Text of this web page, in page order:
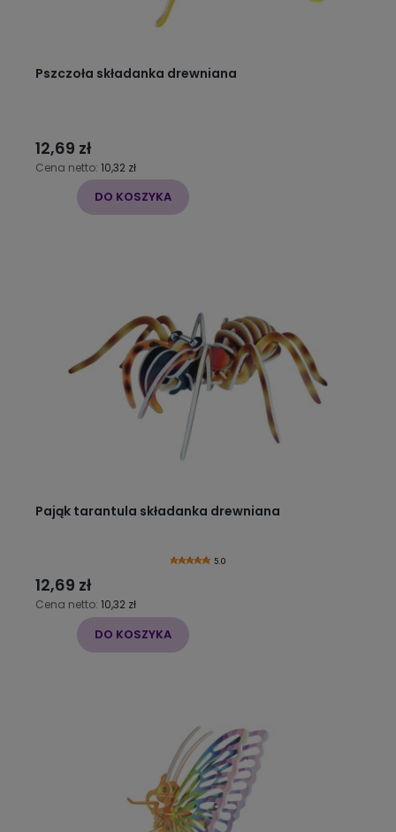
Pszczoła składanka drewniana
12,69 zł
Cena netto: 10,32 zł
DO KOSZYKA
Pająk tarantula składanka drewniana
5.0
12,69 zł
Cena netto: 10,32 zł
DO KOSZYKA